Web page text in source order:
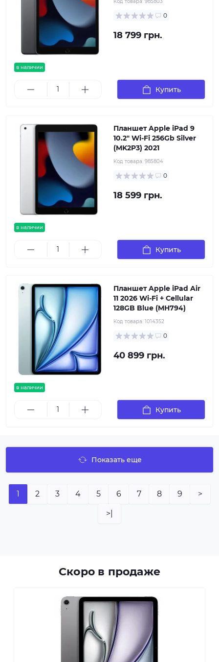
в наличии
0
18 799 грн.
Купить
в наличии
Планшет Apple iPad 9
10.2" Wi-Fi 256Gb Silver
(MK2P3) 2021
Код товара: 985804
0
18 599 грн.
Купить
в наличии
Планшет Apple iPad Air
11 2026 Wi-Fi + Cellular
128GB Blue (MH794)
Код товара: 1014352
0
40 899 грн.
Купить
Показать еще
1 2 3 4 5 6 7 8 9 >
>|
Скоро в продаже